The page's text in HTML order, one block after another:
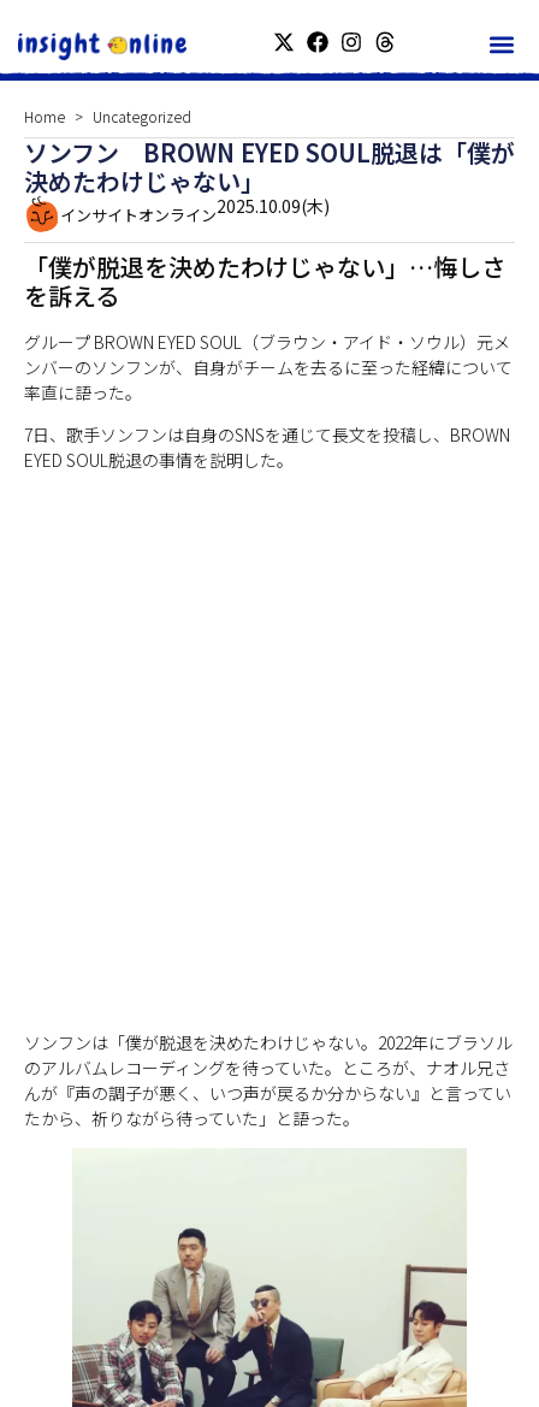
Home Uncategorized
ソンフン BROWN EYED SOUL脱退は「僕が
決めたわけじゃない」
インサイトオンライン2025.10.09(木)
「僕が脱退を決めたわけじゃない」…悔しさ
を訴える
グループ BROWN EYED SOUL（ブラウン・アイド・ソウル）元メ
ンバーのソンフンが、自身がチームを去るに至った経緯について
率直に語った。
7日、歌手ソンフンは自身のSNSを通じて長文を投稿し、BROWN
EYED SOUL脱退の事情を説明した。
ソンフンは「僕が脱退を決めたわけじゃない。2022年にブラソル
のアルバムレコーディングを待っていた。ところが、ナオル兄さ
んが『声の調子が悪く、いつ声が戻るか分からない』と言ってい
たから、祈りながら待っていた」と語った。